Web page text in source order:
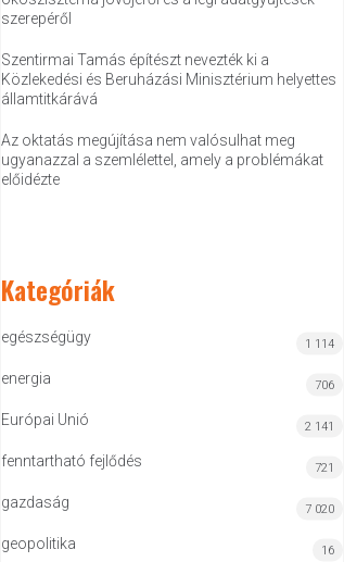
szerepéről
Szentirmai Tamás építészt nevezték ki a
Közlekedési és Beruházási Minisztérium helyettes
államtitkárává
Az oktatás megújítása nem valósulhat meg
ugyanazzal a szemlélettel, amely a problémákat
előidézte
Kategóriák
egészségügy 1 114
energia 706
Európai Unió 2 141
fenntartható fejlődés 721
gazdaság 7 020
geopolitika 16